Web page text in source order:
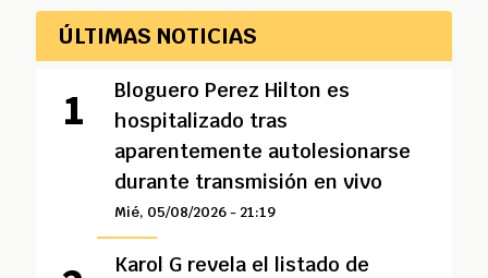
ÚLTIMAS NOTICIAS
Bloguero Perez Hilton es
hospitalizado tras
aparentemente autolesionarse
durante transmisión en vivo
Mié, 05/08/2026 - 21:19
Karol G revela el listado de